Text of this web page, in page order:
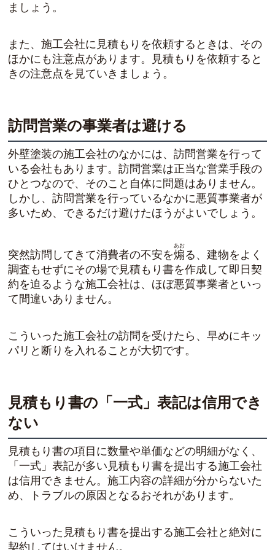
ましょう。
また、施工会社に見積もりを依頼するときは、その
ほかにも注意点があります。見積もりを依頼すると
きの注意点を見ていきましょう。
訪問営業の事業者は避ける
外壁塗装の施工会社のなかには、訪問営業を行って
いる会社もあります。訪問営業は正当な営業手段の
ひとつなので、そのこと自体に問題はありません。
しかし、訪問営業を行っているなかに悪質事業者が
多いため、できるだけ避けたほうがよいでしょう。
突然訪問してきて消費者の不安を煽
あお
る、建物をよく
調査もせずにその場で見積もり書を作成して即日契
約を迫るような施工会社は、ほぼ悪質事業者といっ
て間違いありません。
こういった施工会社の訪問を受けたら、早めにキッ
パリと断りを入れることが大切です。
見積もり書の「一式」表記は信用でき
ない
見積もり書の項目に数量や単価などの明細がなく、
「一式」表記が多い見積もり書を提出する施工会社
は信用できません。施工内容の詳細が分からないた
め、トラブルの原因となるおそれがあります。
こういった見積もり書を提出する施工会社と絶対に
契約してはいけません。